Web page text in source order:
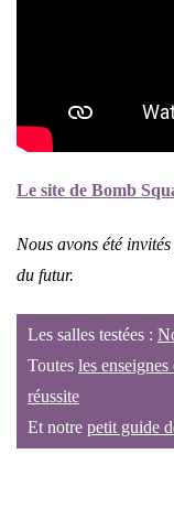
Le site de Bomb
Nous avons été
du futur.
Les salles testées :
Toutes les
réussite
Et notre petit guide